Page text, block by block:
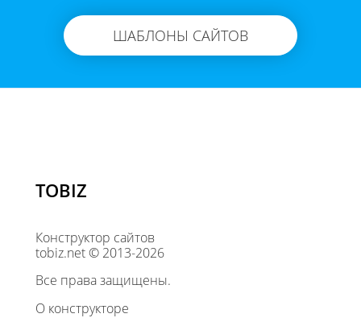
ШАБЛОНЫ САЙТОВ
TOBIZ
Конструктор сайтов
tobiz.net © 2013-2026
Все права защищены.
О конструкторе